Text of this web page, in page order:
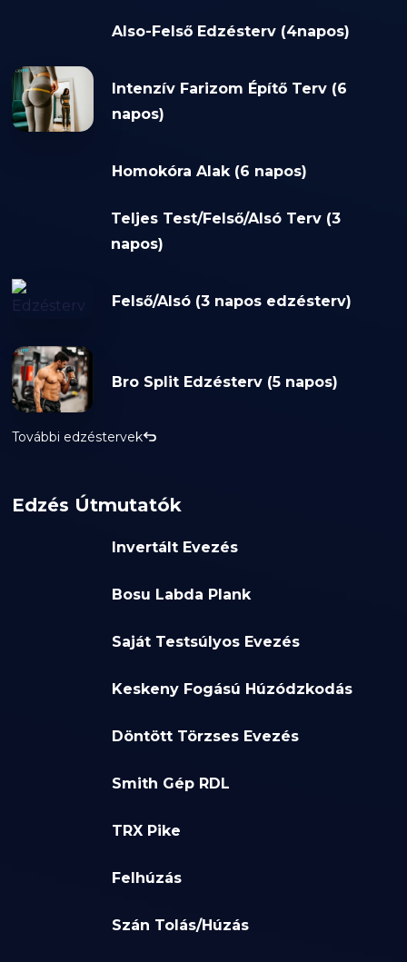
Also-Felső Edzésterv (4napos)
Intenzív Farizom Építő Terv (6
napos)
Homokóra Alak (6 napos)
Teljes Test/Felső/Alsó Terv (3
napos)
Felső/Alsó (3 napos edzésterv)
Bro Split Edzésterv (5 napos)
További edzéstervek
Edzés Útmutatók
Invertált Evezés
Bosu Labda Plank
Saját Testsúlyos Evezés
Keskeny Fogású Húzódzkodás
Döntött Törzses Evezés
Smith Gép RDL
TRX Pike
Felhúzás
Szán Tolás/Húzás